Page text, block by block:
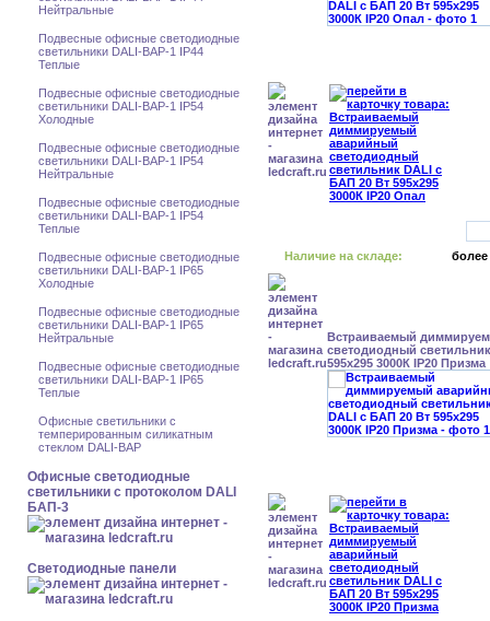
Нейтральные
Подвесные офисные светодиодные
светильники DALI-BAP-1 IP44
Теплые
Подвесные офисные светодиодные
светильники DALI-BAP-1 IP54
Холодные
Подвесные офисные светодиодные
светильники DALI-BAP-1 IP54
Нейтральные
Подвесные офисные светодиодные
светильники DALI-BAP-1 IP54
Теплые
Подвесные офисные светодиодные
светильники DALI-BAP-1 IP65
Холодные
Подвесные офисные светодиодные
светильники DALI-BAP-1 IP65
Нейтральные
Подвесные офисные светодиодные
светильники DALI-BAP-1 IP65
Теплые
Офисные светильники с
темперированным силикатным
стеклом DALI-BAP
Офисные светодиодные
светильники с протоколом DALI
БАП-3
Cветодиодные панели
Наличие на складе: более
Встраиваемый
светодиодный
595x295 3000К IP20 Призма